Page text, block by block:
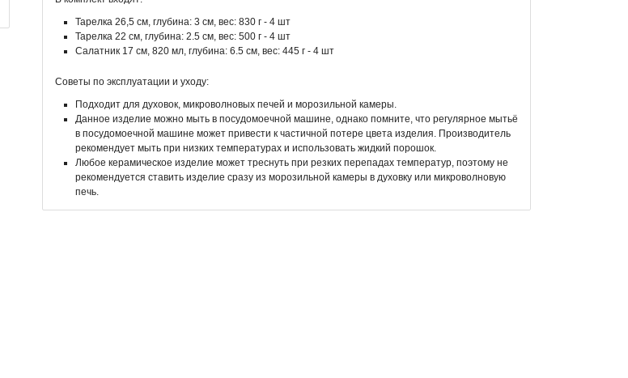
Тарелка 26,5 см, глубина: 3 см, вес: 830 г - 4 шт
Тарелка 22 см, глубина: 2.5 см, вес: 500 г - 4 шт
Салатник 17 см, 820 мл, глубина: 6.5 см, вес: 445 г - 4 шт
Советы по эксплуатации и уходу:
Подходит для духовок, микроволновых печей и морозильной камеры.
Данное изделие можно мыть в посудомоечной машине, однако помните, что регулярное мытьё
в посудомоечной машине может привести к частичной потере цвета изделия. Производитель
рекомендует мыть при низких температурах и использовать жидкий порошок.
Любое керамическое изделие может треснуть при резких перепадах температур, поэтому не
рекомендуется ставить изделие сразу из морозильной камеры в духовку или микроволновую
печь.